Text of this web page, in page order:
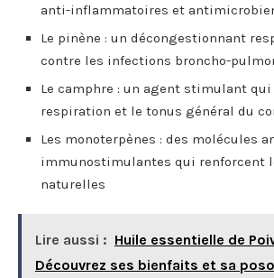
anti-inflammatoires et
Le pinène : un décongestionnant
contre les infections broncho-
Le camphre : un agent stimulant
respiration et le tonus général du
Les monoterpènes : des molécules
immunostimulantes qui renforcent
naturelles
Lire aussi : Huile essentielle de
Découvrez ses bienfaits et sa